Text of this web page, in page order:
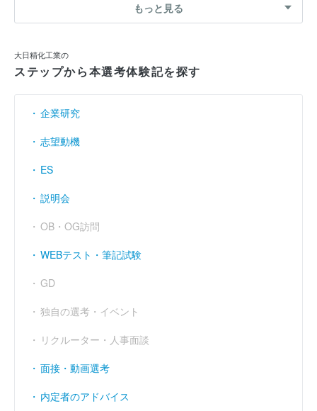
もっと見る
大日精化工業の
ステップから本選考体験記を探す
企業研究
志望動機
ES
説明会
OB・OG訪問
WEBテスト・筆記試験
GD
独自の選考・イベント
リクルーター・人事面談
面接・動画選考
内定者のアドバイス